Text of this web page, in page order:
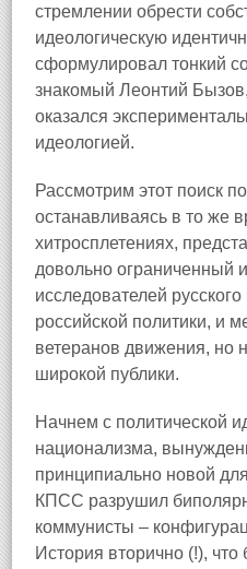
стремлении обрести
идеологическую
сформулировал тонкий
знакомый Леонтий
оказался
идеологией.
Рассмотрим этот поиск
останавливаясь в то же
хитросплетениях,
довольно ограниченный
исследователей
российской политики, и
ветеранов движения,
широкой публики.
Начнем с политической
национализма,
принципиально новой
КПСС разрушил
коммунисты –
История вторично (!), что